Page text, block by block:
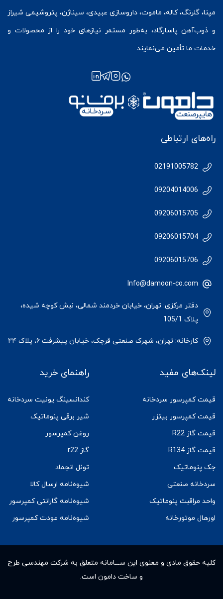
مپنا، گلرنگ، کاله، ماموت، داروسازی عبیدی، سیناژن، پتروشیمی شیراز
و ذوب‌آهن پاسارگاد، به‌طور مستمر نیازهای خود را از محصولات و
خدمات ما تأمین می‌نمایند.
راه‌های ارتباطی
02191005782
09204014006
09206015705
09206015704
09206015706
Info@damoon-co.com
دفتر مرکزی: تهران، خیابان خردمند شمالی، نبش کوچه شیده،
پلاک 105/1
کارخانه: تهران، شهرک صنعتی قرچک، خیابان پیشرفت ۶، پلاک ۲۴
لینک‌های مفید
قیمت کمپرسور سردخانه
قیمت کمپرسور بیتزر
قیمت گاز R22
قیمت گاز R134
جک پنوماتیک
سردخانه صنعتی
واحد مراقبت پنوماتیک
اورهال موتورخانه
راهنمای خرید
کندانسینگ یونیت سردخانه
شیر برقی پنوماتیک
روغن کمپرسور
گاز r22
تونل انجماد
شیوه‌نامه ارسال کالا
شیوه‌نامه گارانتی کمپرسور
شیوه‌نامه عودت کمپرسور
کلیه حقوق مادى و معنوى این ســـامانه متعلق به شرکت مهندسی طرح
و ساخت دامون است.